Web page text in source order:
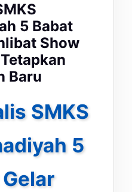
5 Babat
Show
Baru
SMKS
5